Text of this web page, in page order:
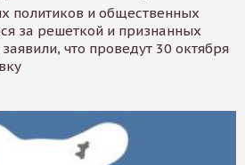
политиков и общественных
за решеткой и признанных
что проведут 30 октября